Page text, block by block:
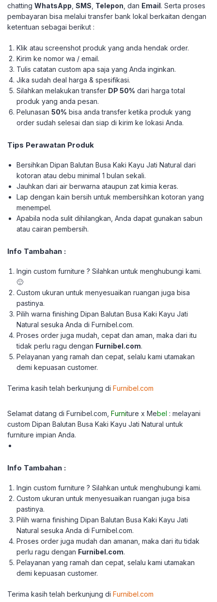
chatting WhatsApp SMS Telepon , dan Email. Serta proses
pembayaran bisa melalui transfer bank lokal berkaitan dengan
ketentuan sebagai berikut :
Klik atau screenshot produk yang anda hendak order.
Kirim ke nomor wa / email.
Tulis catatan custom apa saja yang Anda inginkan.
Jika sudah deal harga & spesifikasi.
Silahkan melakukan transfer DP 50% dari harga total
produk yang anda pesan.
Pelunasan50% bisa anda transfer ketika produk yang
order sudah selesai dan siap di kirim ke lokasi Anda.
Tips Perawatan Produk
Bersihkan Dipan Balutan Busa Kaki Kayu Jati Natural dari
kotoran atau debu minimal 1 bulan sekali.
Jauhkan dari air berwarna ataupun zat kimia keras.
Lap dengan kain bersih untuk membersihkan kotoran yang
menempel.
Apabila noda sulit dihilangkan, Anda dapat gunakan sabun
atau cairan pembersih.
Info Tambahan :
Ingin custom furniture ? Silahkan untuk menghubungi kami.
🙂
Custom ukuran untuk menyesuaikan ruangan juga bisa
pastinya.
Pilih warna finishing Dipan Balutan Busa Kaki Kayu Jati
Natural sesuka Anda di Furnibel.com.
Proses order juga mudah, cepat dan aman, maka dari itu
tidak perlu ragu dengan Furnibel.com.
Pelayanan yang ramah dan cepat, selalu kami utamakan
demi kepuasan customer.
Terima kasih telah berkunjung di Furnibel.com
Selamat datang di Furnibel.com, Furniture x Mebel : melayani
custom Dipan Balutan Busa Kaki Kayu Jati Natural untuk
furniture impian Anda.
Info Tambahan :
Ingin custom furniture ? Silahkan untuk menghubungi kami.
Custom ukuran untuk menyesuaikan ruangan juga bisa
pastinya.
Pilih warna finishing Dipan Balutan Busa Kaki Kayu Jati
Natural sesuka Anda di Furnibel.com.
Proses order juga mudah dan amanan, maka dari itu tidak
perlu ragu dengan Furnibel.com.
Pelayanan yang ramah dan cepat, selalu kami utamakan
demi kepuasan customer.
Terima kasih telah berkunjung di Furnibel.com